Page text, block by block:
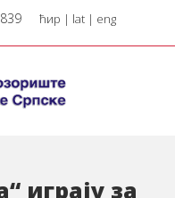
ћир | lat | eng
играју за